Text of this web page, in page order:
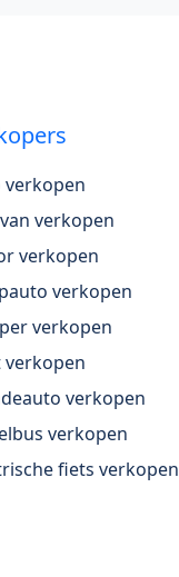
verkopen
verkopen
verkopen
verkopen
verkopen
verkopen
verkopen
verkopen
fiets verkopen